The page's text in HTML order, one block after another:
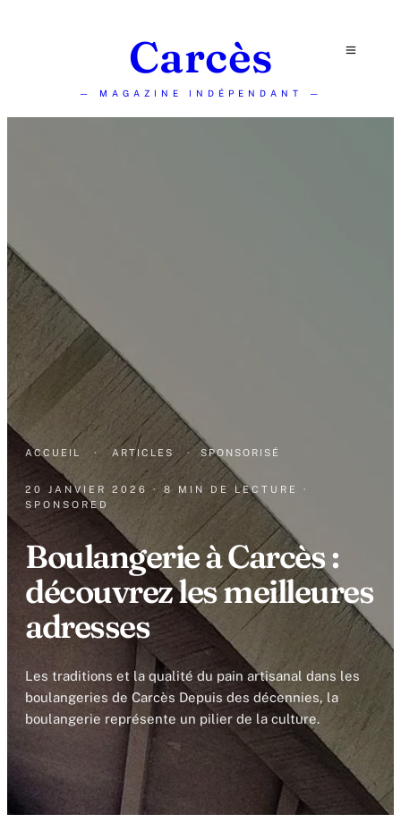
Carcès
— MAGAZINE INDÉPENDANT —
ACCUEIL · ARTICLES · SPONSORISÉ
20 JANVIER 2026 · 8 MIN DE LECTURE
·
SPONSORED
Boulangerie à Carcès :
découvrez les meilleures
adresses
Les traditions et la qualité du pain artisanal dans les
boulangeries de Carcès Depuis des décennies, la
boulangerie représente un pilier de la culture.